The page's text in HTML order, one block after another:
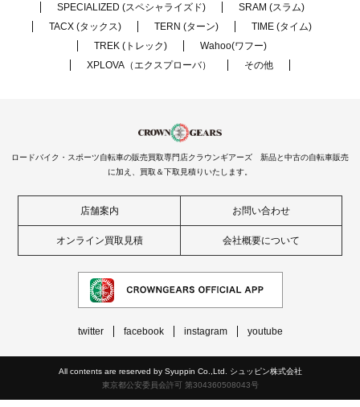
SPECIALIZED (スペシャライズド)
SRAM (スラム)
TACX (タックス)
TERN (ターン)
TIME (タイム)
TREK (トレック)
Wahoo(ワフー)
XPLOVA（エクスプローバ）
その他
ロードバイク・スポーツ自転車の販売買取専門店クラウンギアーズ 新品と中古の自転車販売
に加え、買取＆下取見積りいたします。
店舗案内 お問い合わせ
オンライン買取見積 会社概要について
twitter facebook instagram youtube
All contents are reserved by Syuppin Co.,Ltd. シュッピン株式会社
東京都公安委員会許可 第304360508043号